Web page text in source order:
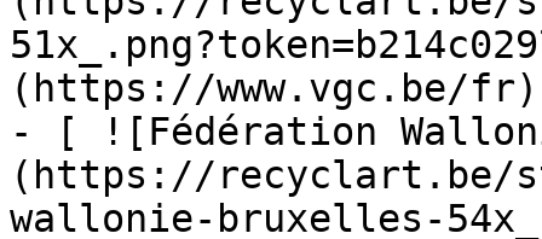
(https://www.vgc.be/fr)
- [ ![Fédération
(https://recyclart.be/
wallonie-bruxelles-